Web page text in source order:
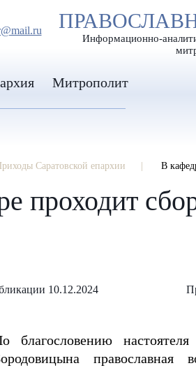
РАЗМЕР ШРИФТА А А А
Информационно-
Митрополит
Саратовской епархии В
проходит
10.12.2024
благословению
православная